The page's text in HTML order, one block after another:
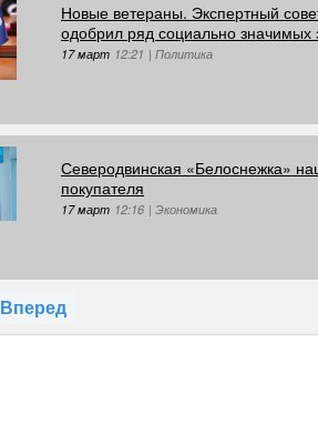
Новые ветераны. Экспертный
одобрил ряд социально значимых
17 март 12:21 | Политика
Северодвинская «Белоснежка»
покупателя
17 март 12:16 | Экономика
Вперед